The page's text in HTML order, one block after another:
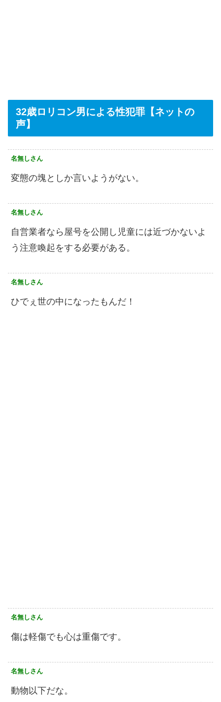
32歳ロリコン男による性犯罪【ネットの
声】
名無しさん
変態の塊としか言いようがない。
名無しさん
自営業者なら屋号を公開し児童には近づかないよ
う注意喚起をする必要がある。
名無しさん
ひでぇ世の中になったもんだ！
名無しさん
傷は軽傷でも心は重傷です。
名無しさん
動物以下だな。